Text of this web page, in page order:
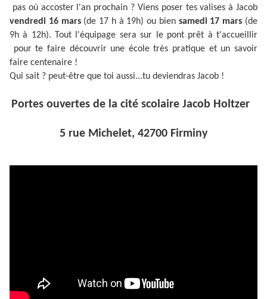
pas où accoster l'an prochain ? Viens poser tes valises à Jacob
vendredi 16 mars(de 17 h à 19h) ou bien samedi 17 mars (de
9h à 12h). Tout l'équipage sera sur le pont prêt à t'accueillir
pour te faire découvrir une école très pratique et un savoir
faire centenaire !
Qui sait ? peut-être que toi aussi...tu deviendras Jacob !
Portes ouvertes de la cité scolaire Jacob Holtzer
5 rue Michelet, 42700 Firminy